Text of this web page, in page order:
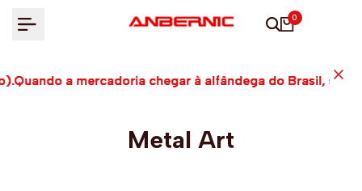
0
a mercadoria chegar à alfândega do Brasil, será
a mercadoria chegar à alfândega do Brasil, será
a mercadoria chegar à alfândega do Brasil, será
Metal Art
para